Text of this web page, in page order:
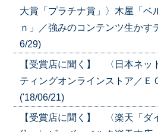
大賞「プラチナ賞」〉木屋「ベ
ｎ」／強みのコンテンツ生かす
6/29)
【受賞店に聞く】 〈日本ネッ
ティングオンラインストア／Ｅ
('18/06/21)
【受賞店に聞く】 〈楽天「ダ